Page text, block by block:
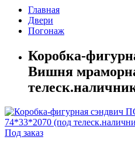
Главная
Двери
Погонаж
Коробка-
Вишня
Под заказ